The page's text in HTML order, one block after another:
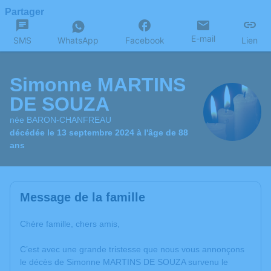
Partager
SMS WhatsApp Facebook E-mail Lien
Simonne MARTINS
DE SOUZA
née BARON-CHANFREAU
décédée le 13 septembre 2024 à l'âge de 88
ans
Message de la famille
Chère famille, chers amis,
C’est avec une grande tristesse que nous vous annonçons
le décès de Simonne MARTINS DE SOUZA survenu le